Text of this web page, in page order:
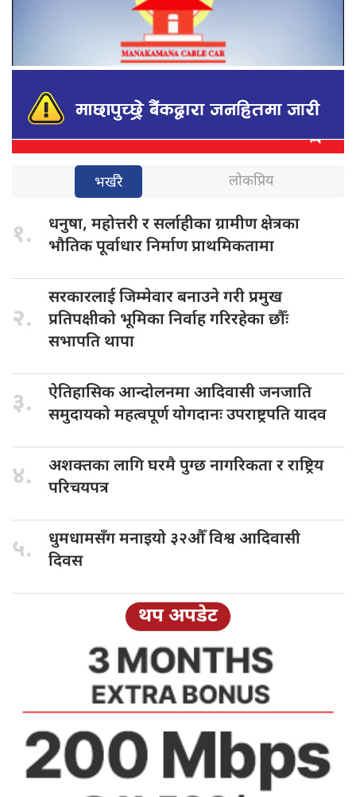
भर्खरै लोकप्रिय
१. धनुषा, महोत्तरीर सर्लाहीका ग्रामीण क्षेत्रका
भौतिक पूर्वाधार निर्माण प्राथमिकतामा
२.
सरकारलाई जिम्मेवारबनाउने गरी प्रमुख
प्रतिपक्षीको भूमिका निर्वाह गरिरहेका छौँः
सभापति थापा
३. ऐतिहासिक आन्दोलनमाआदिवासी जनजाति
समुदायको महत्वपूर्ण योगदानः उपराष्ट्रपति यादव
४. अशक्तका लागिघरमै पुग्छ नागरिकता र राष्ट्रिय
परिचयपत्र
५. धुमधामसँग मनाइयो ३२औँ विश्व आदिवासी
दिवस
थप अपडेट